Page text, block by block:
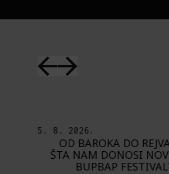
5. 8. 2026.
PEDJA TE8
MOTIVE
PROSTORA PRESLIKAO